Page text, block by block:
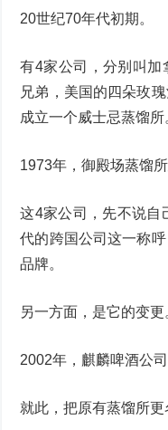
20世纪70年代初期。
有4家公司，分别叫加
兄弟，美国的四朵玫
成立一个威士忌蒸馏所
1973年，御殿场蒸馏所
这4家公司，先不说自
代的跨国公司这一称
品牌。
另一方面，是它的变更
2002年，麒麟啤酒公
就此，把原有蒸馏所更